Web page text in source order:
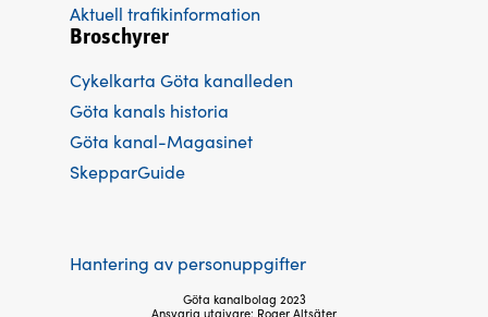
Aktuell trafikinformation
Broschyrer
Cykelkarta Göta kanalleden
Göta kanals historia
Göta kanal-Magasinet
SkepparGuide
Hantering av personuppgifter
Göta kanalbolag 2023
Ansvarig utgivare: Roger Altsäter